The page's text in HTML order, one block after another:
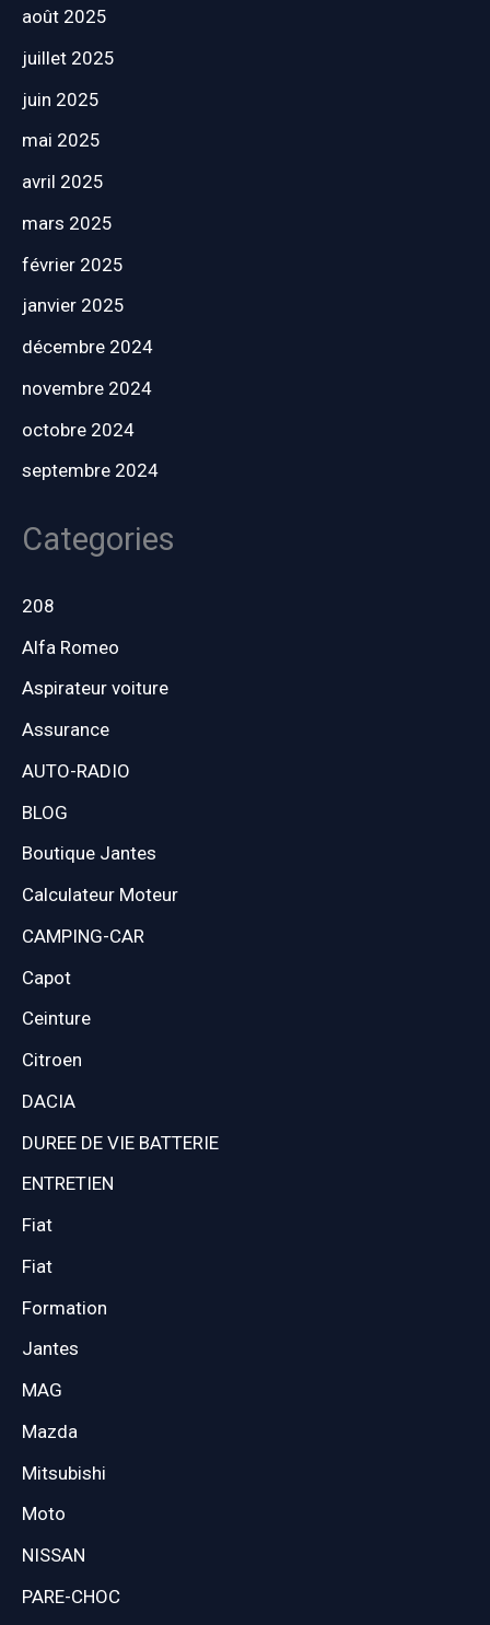
août 2025
juillet 2025
juin 2025
mai 2025
avril 2025
mars 2025
février 2025
janvier 2025
décembre 2024
novembre 2024
octobre 2024
septembre 2024
Categories
208
Alfa Romeo
Aspirateur voiture
Assurance
AUTO-RADIO
BLOG
Boutique Jantes
Calculateur Moteur
CAMPING-CAR
Capot
Ceinture
Citroen
DACIA
DUREE DE VIE BATTERIE
ENTRETIEN
Fiat
Fiat
Formation
Jantes
MAG
Mazda
Mitsubishi
Moto
NISSAN
PARE-CHOC